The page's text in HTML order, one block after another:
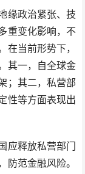
政治紧张、技
重变化影响，不
当前形势下，
其一，自全球金
；其二，私营部
性等方面表现出
释放私营部门
范金融风险。